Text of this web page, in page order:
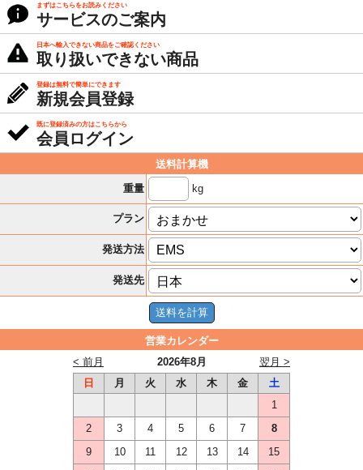
まずはこちらをお読みください
サービスのご案内
日本へ輸入できない商品をご確認ください
取り扱いできない商品
登録は無料で簡単にできます
新規会員登録
既に登録済みの方はこちらから
会員ログイン
送料計算機
重量
kg
プラン
発送方法
発送先
営業カレンダー
2026年8月
< 前月
翌月 >
日
月 火 水 木 金
土
1
2
3 4 5 6 7
8
9
10 11 12 13 14
15